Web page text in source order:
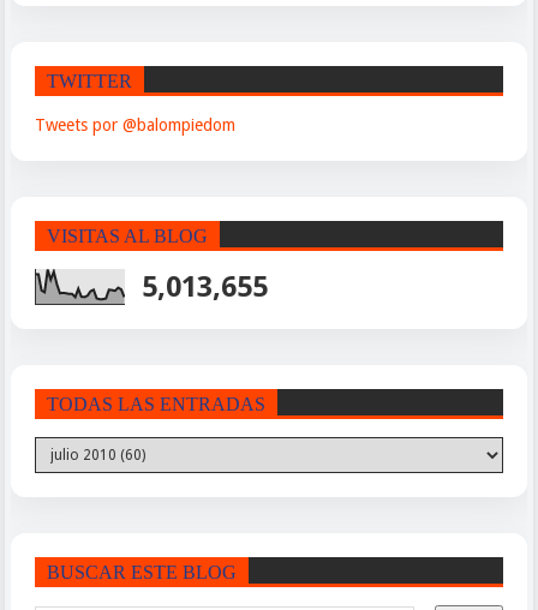
TWITTER
Tweets por @balompiedom
VISITAS AL BLOG
5,013,655
TODAS LAS ENTRADAS
BUSCAR ESTE BLOG